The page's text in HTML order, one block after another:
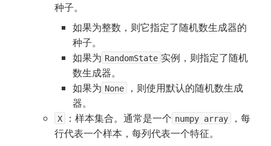
种子。
如果为整数，则它指定了随机数生成器的
种子。
如果为 RandomState 实例，则指定了随机
数生成器。
如果为 None
，则使用默认的随机数生成
器。
X ：样本集合。通常是一个 numpy array
，每
行代表一个样本，每列代表一个特征。